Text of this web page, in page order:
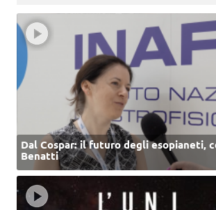
Dal Cospar: il futuro degli esopianeti,
Benatti